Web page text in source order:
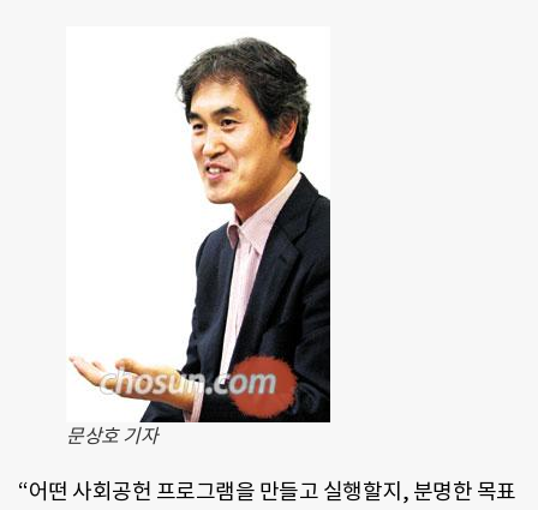
문상호 기자
“어떤 사회공헌 프로그램을 만들고 실행할지, 분명한 목표